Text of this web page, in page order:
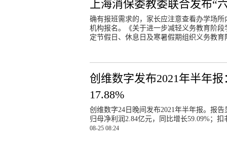
上海消保委教委联合发布“
确有报班需求的，家长应注意查看办学场
机构报名。《关于进一步减轻义务教育阶
定节假日、休息日及寒暑假期组织义务教
创维数字发布2021年半年
17.88%
创维数字24日晚间发布2021年半年报。报
归母净利润2.84亿元，同比增长59.09%；
08-25 08:24